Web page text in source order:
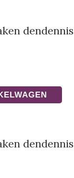
dendennis
dendennis